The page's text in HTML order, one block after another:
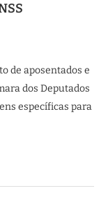
de aposentados e
dos Deputados
específicas para